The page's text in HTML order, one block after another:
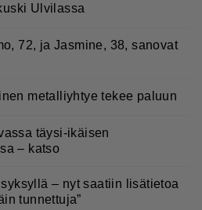
Ulvilassa
72, ja Jasmine, 38, sanovat
metalliyhtye tekee paluun
täysi-ikäisen
– katso
– nyt saatiin lisätietoa
tunnettuja”